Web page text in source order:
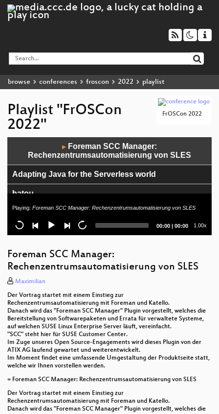
browse conferences froscon 2022 playlist
FrOSCon 2022
Playlist "FrOSCon
2022"
▶
Foreman SCC Manager:
Rechenzentrumsautomatisierung von SLES
Adapting Java for the Serverless world
batou
Troubleshooting (Enterprise) Web Applikationen mit
OpenSource Tools
LOWA or how we managed to run LibreOffice in your
browser (WASM edition)
State of the Edu
State of the Union: Das Open-Source Jahr 2022
Vintage programming: an archaeological journey
into the past
Still not Superheroes
Paketformate der Zukunft?
Playing: Foreman SCC Manager: Rechenzentrumsautomatisierung von SLES
Current
00:00 | Total
00:00 1.00x
Foreman SCC Manager:
Rechenzentrumsautomatisierung von SLES
Maximilian
Der Vortrag startet mit einem Einstieg zur
Rechenzentrumsautomatisierung mit Foreman und Katello.
Danach wird das "Foreman SCC Manager" Plugin vorgestellt, welches die
Bereitstellung von Softwarepaketen und Errata für verwaltete Systeme,
auf welchen SUSE Linux Enterprise Server läuft, vereinfacht.
"SCC" steht hier für SUSE Customer Center.
Im Zuge unseres Open Source-Engagements wird dieses Plugin von der
ATIX AG laufend gewartet und weiterentwickelt.
Im Moment findet eine umfassende Umgestaltung der Produktseite statt,
welche wir Ihnen vorstellen werden.
= Foreman SCC Manager: Rechenzentrumsautomatisierung von SLES
Der Vortrag startet mit einem Einstieg zur
Rechenzentrumsautomatisierung mit Foreman und Katello.
Danach wird das "Foreman SCC Manager" Plugin vorgestellt, welches die